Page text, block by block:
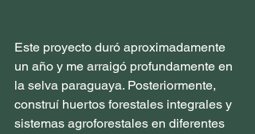
Este proyecto duró aproximadamente
un año y me arraigó profundamente en
la selva paraguaya. Posteriormente,
construí huertos forestales integrales y
sistemas agroforestales en diferentes